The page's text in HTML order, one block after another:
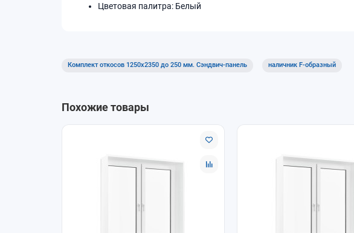
Цветовая палитра: Белый
Комплект откосов 1250x2350 до 250 мм. Сэндвич-панель наличник F-образный
Похожие товары